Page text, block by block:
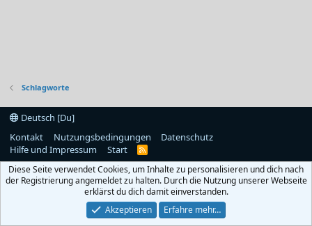
Schlagworte
Deutsch [Du]
Kontakt
Nutzungsbedingungen
Datenschutz
Hilfe und Impressum
Start
R
S
Diese Seite verwendet Cookies, um Inhalte zu personalisieren und dich nach
der Registrierung angemeldet zu halten. Durch die Nutzung unserer Webseite
erklärst du dich damit einverstanden.
Akzeptieren
Erfahre mehr…